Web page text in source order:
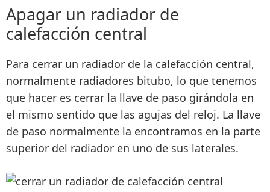
Apagar un radiador de
calefacción central
Para cerrar un radiador de la calefacción central,
normalmente radiadores bitubo, lo que tenemos
que hacer es cerrar la llave de paso girándola en
el mismo sentido que las agujas del reloj. La llave
de paso normalmente la encontramos en la parte
superior del radiador en uno de sus laterales.